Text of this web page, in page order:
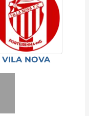
VILA NOVA